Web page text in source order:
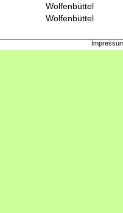
Wolfenbüttel
Wolfenbüttel